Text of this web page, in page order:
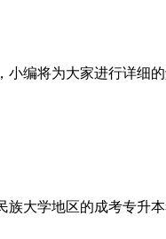
编将为大家进行详细
大学地区的成考专升